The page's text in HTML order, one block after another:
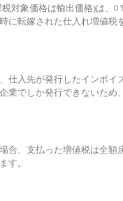
対象価格は輸出価格)は、0
に転嫁された仕入れ増値税
仕入先が発行したインボイ
業でしか発行できないため
合、支払った増値税は全額
す。